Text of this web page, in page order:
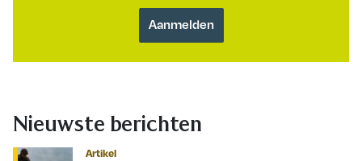
Nieuwste berichten
Artikel